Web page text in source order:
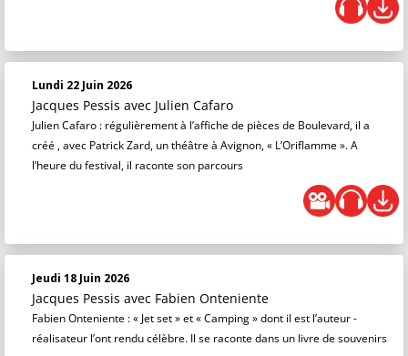
Lundi 22 Juin 2026
Jacques Pessis avec Julien Cafaro
Julien Cafaro : régulièrement à l’affiche de pièces de Boulevard, il a
créé , avec Patrick Zard, un théâtre à Avignon, « L’Oriflamme ». A
l’heure du festival, il raconte son parcours
Jeudi 18 Juin 2026
Jacques Pessis avec Fabien Onteniente
Fabien Onteniente : « Jet set » et « Camping » dont il est l’auteur -
réalisateur l’ont rendu célèbre. Il se raconte dans un livre de souvenirs